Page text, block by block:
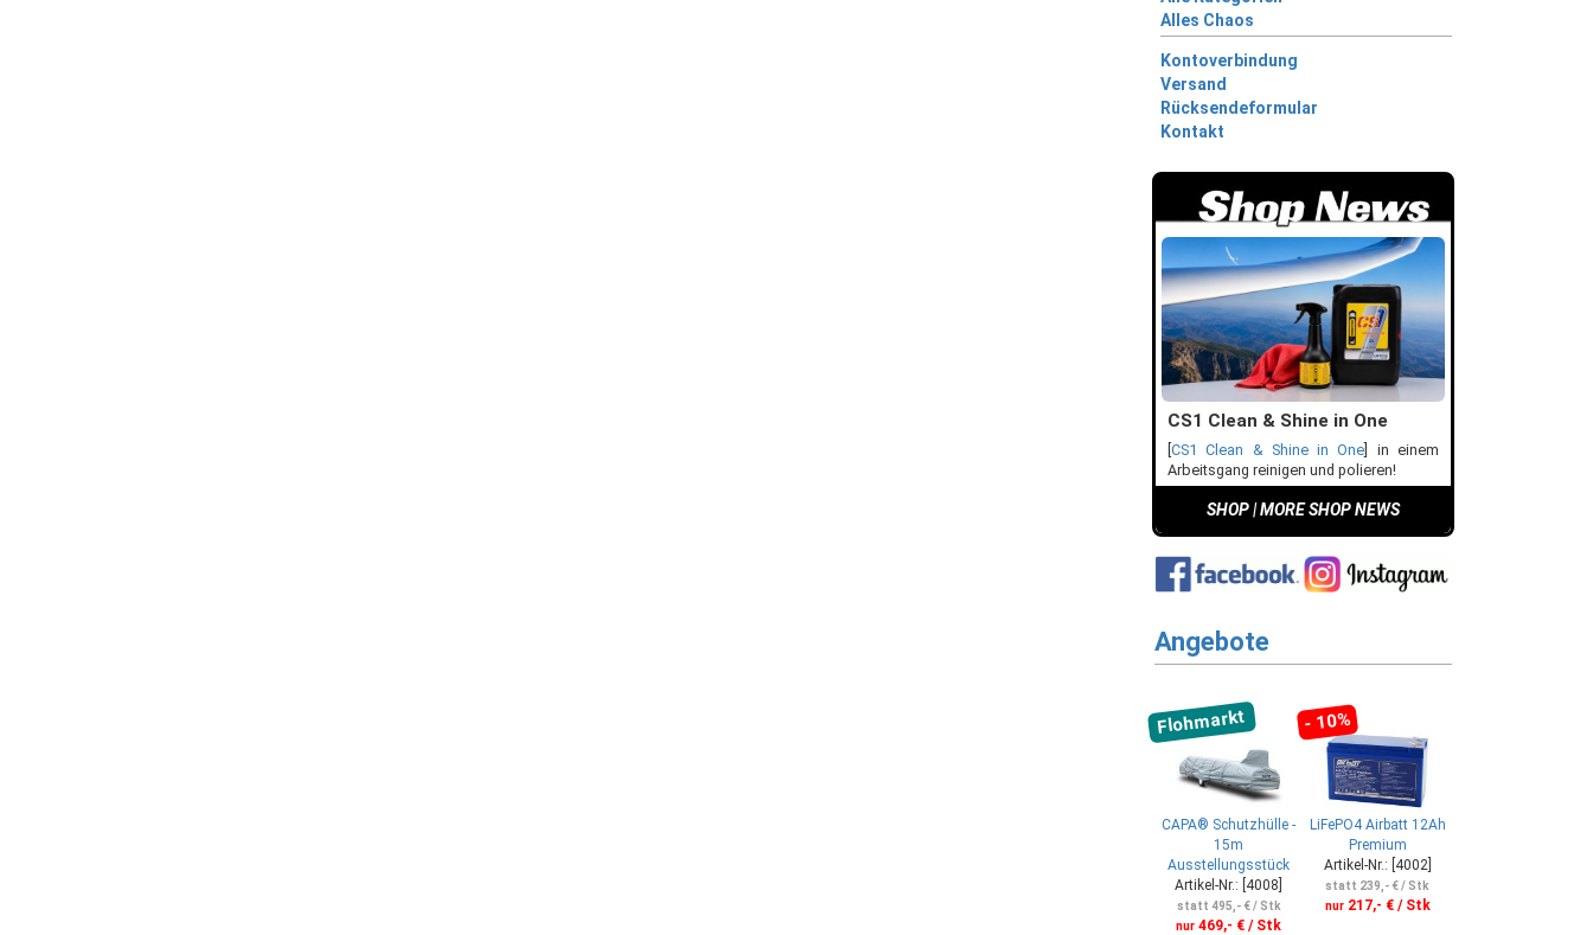
Alles Chaos
Kontoverbindung
Versand
Rücksendeformular
Kontakt
CS1 Clean & Shine in One
CS1 Clean & Shine in One ] in einem
Arbeitsgang reinigen und polieren!
SHOP|MORE SHOP NEWS
Angebote
Flohmarkt
CAPA® Schutzhülle -
15m
Ausstellungsstück
Artikel-Nr.: [4008]
statt 495,- € / Stk
nur 469,- € / Stk
- 10%
LiFePO4 Airbatt 12Ah
Premium
Artikel-Nr.: [4002]
statt 239,- € / Stk
nur217,- € / Stk